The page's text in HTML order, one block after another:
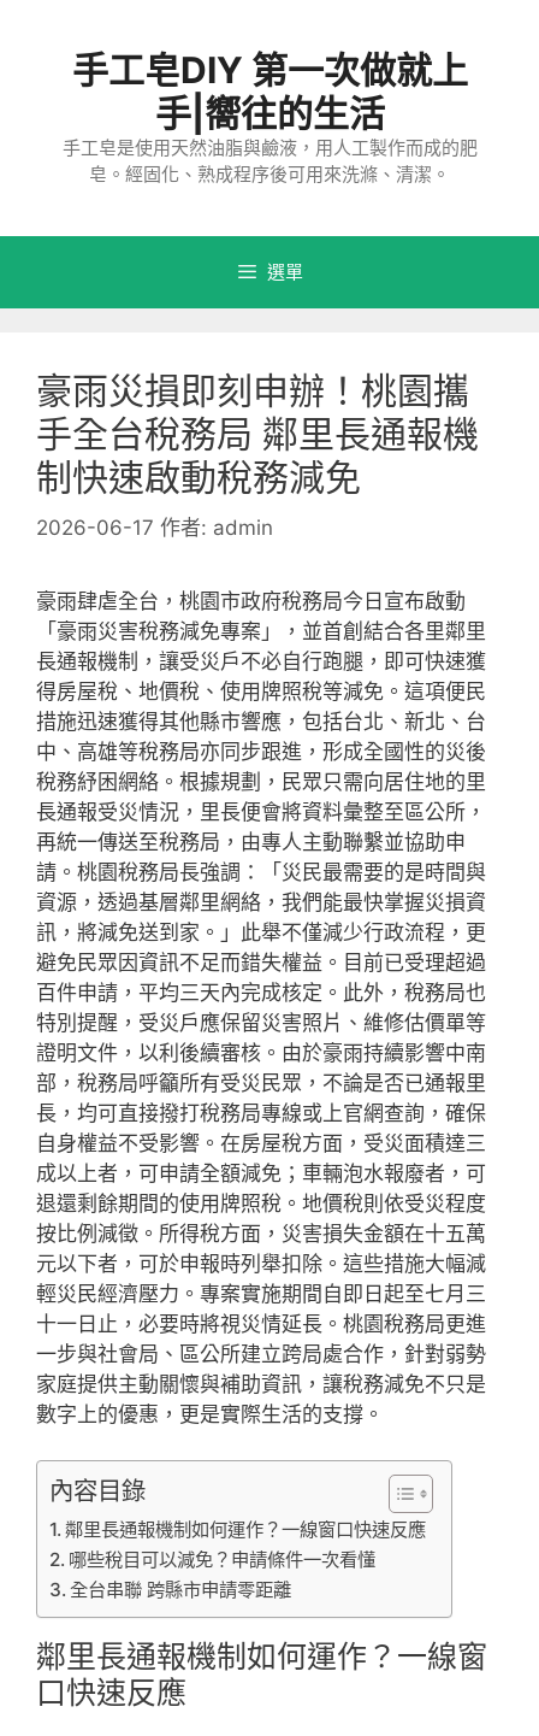
手工皂DIY 第一次做就上
手|嚮往的生活
手工皂是使用天然油脂與鹼液，用人工製作而成的肥
皂。經固化、熟成程序後可用來洗滌、清潔。
選單
豪雨災損即刻申辦！桃園攜
手全台稅務局 鄰里長通報機
制快速啟動稅務減免
2026-06-17 作者: admin
豪雨肆虐全台，桃園市政府稅務局今日宣布啟動
「豪雨災害稅務減免專案」，並首創結合各里鄰里
長通報機制，讓受災戶不必自行跑腿，即可快速獲
得房屋稅、地價稅、使用牌照稅等減免。這項便民
措施迅速獲得其他縣市響應，包括台北、新北、台
中、高雄等稅務局亦同步跟進，形成全國性的災後
稅務紓困網絡。根據規劃，民眾只需向居住地的里
長通報受災情況，里長便會將資料彙整至區公所，
再統一傳送至稅務局，由專人主動聯繫並協助申
請。桃園稅務局長強調：「災民最需要的是時間與
資源，透過基層鄰里網絡，我們能最快掌握災損資
訊，將減免送到家。」此舉不僅減少行政流程，更
避免民眾因資訊不足而錯失權益。目前已受理超過
百件申請，平均三天內完成核定。此外，稅務局也
特別提醒，受災戶應保留災害照片、維修估價單等
證明文件，以利後續審核。由於豪雨持續影響中南
部，稅務局呼籲所有受災民眾，不論是否已通報里
長，均可直接撥打稅務局專線或上官網查詢，確保
自身權益不受影響。在房屋稅方面，受災面積達三
成以上者，可申請全額減免；車輛泡水報廢者，可
退還剩餘期間的使用牌照稅。地價稅則依受災程度
按比例減徵。所得稅方面，災害損失金額在十五萬
元以下者，可於申報時列舉扣除。這些措施大幅減
輕災民經濟壓力。專案實施期間自即日起至七月三
十一日止，必要時將視災情延長。桃園稅務局更進
一步與社會局、區公所建立跨局處合作，針對弱勢
家庭提供主動關懷與補助資訊，讓稅務減免不只是
數字上的優惠，更是實際生活的支撐。
內容目錄
鄰里長通報機制如何運作？一線窗口快速反應
哪些稅目可以減免？申請條件一次看懂
全台串聯 跨縣市申請零距離
鄰里長通報機制如何運作？一線窗
口快速反應